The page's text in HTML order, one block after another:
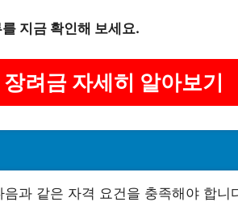
지금 확인해 보세요.
려금 자세히 알아보기
과 같은 자격 요건을 충족해야 합니